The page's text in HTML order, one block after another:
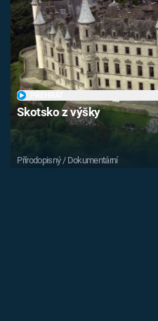
Skotsko z výšky
Přírodopisný / Dokumentární